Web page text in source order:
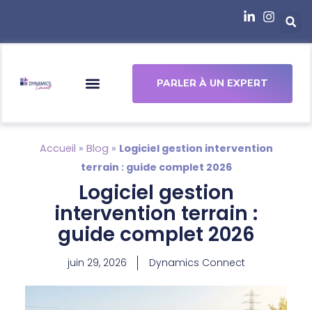
PARLER À UN EXPERT
Accueil » Blog » Logiciel gestion intervention
terrain : guide complet 2026
Logiciel gestion
intervention terrain :
guide complet 2026
juin 29, 2026 Dynamics Connect